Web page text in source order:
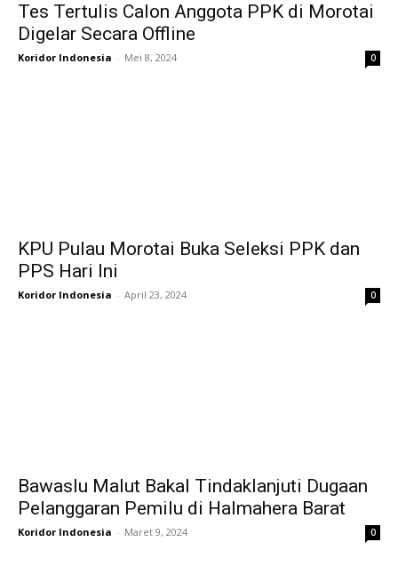
Tes Tertulis Calon Anggota PPK di Morotai
Digelar Secara Offline
Koridor Indonesia - Mei 8, 2024 0
KPU Pulau Morotai Buka Seleksi PPK dan
PPS Hari Ini
Koridor Indonesia - April 23, 2024 0
Bawaslu Malut Bakal Tindaklanjuti Dugaan
Pelanggaran Pemilu di Halmahera Barat
Koridor Indonesia - Maret 9, 2024 0